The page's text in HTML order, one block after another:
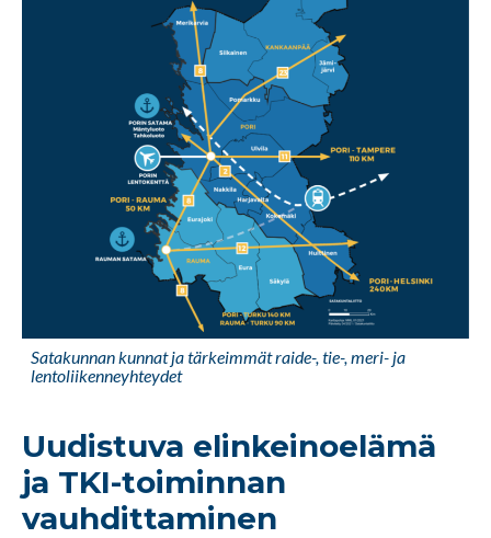
Satakunnan kunnat ja tärkeimmät raide-, tie-, meri- ja
lentoliikenneyhteydet
Uudistuva elinkeinoelämä
ja TKI-toiminnan
vauhdittaminen